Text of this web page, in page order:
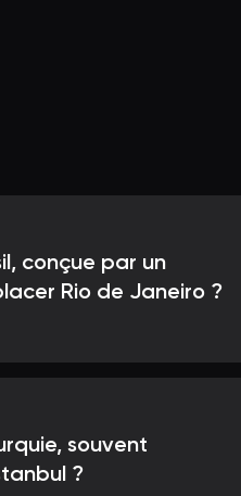
conçue par un
Rio de Janeiro ?
souvent
?